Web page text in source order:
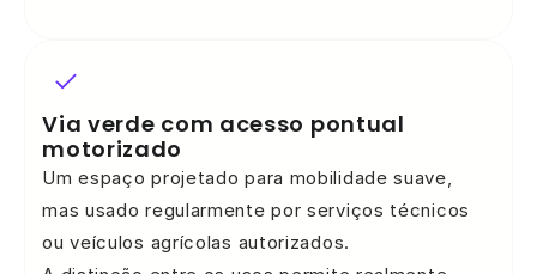
Via verde com acesso pontual
motorizado
Um espaço projetado para mobilidade suave,
mas usado regularmente por serviços técnicos
ou veículos agrícolas autorizados.